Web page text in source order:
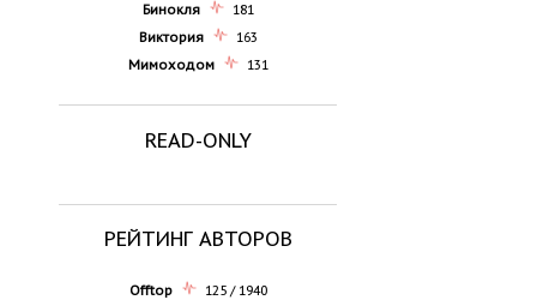
Бинокля
181
Виктория
163
Мимоходом
131
READ-ONLY
РЕЙТИНГ АВТОРОВ
Offtop
125 / 1940